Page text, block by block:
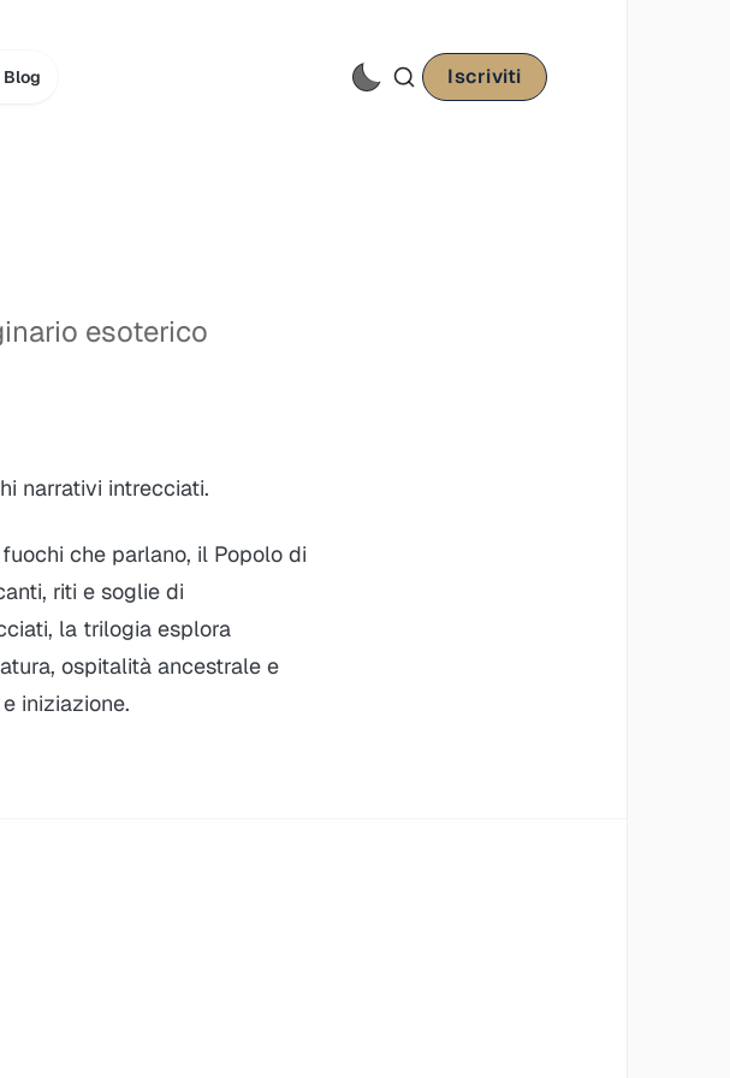
Blog Iscriviti
esoterico
narrativi intrecciati.
che parlano, il Popolo di
riti e soglie di
la trilogia esplora
ospitalità ancestrale e
iniziazione.